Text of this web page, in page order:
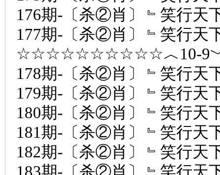
176期-〔杀②肖〕﹄笑行天
177期-〔杀②肖〕﹄笑行天
☆☆☆☆☆☆☆☆☆☆︿10-
178期-〔杀②肖〕﹄笑行天
179期-〔杀②肖〕﹄笑行天
180期-〔杀②肖〕﹄笑行天
181期-〔杀②肖〕﹄笑行天
182期-〔杀②肖〕﹄笑行天